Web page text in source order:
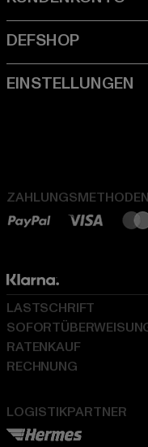
ZAHLUNGSMETHODEN
LOGISTIKPARTNER
LASTSCHRIFT
RATENKAUF
RECHNUNG